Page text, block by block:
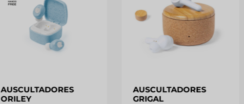
AUSCULTADORES
ORILEY
AUSCULTADORES
GRIGAL